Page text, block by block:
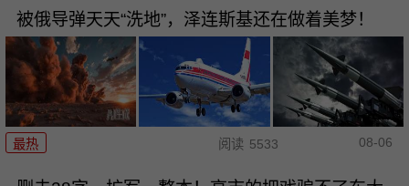
被俄导弹天天“洗地”，泽连斯基还在做着美梦！
最热 阅读 5533 08-06